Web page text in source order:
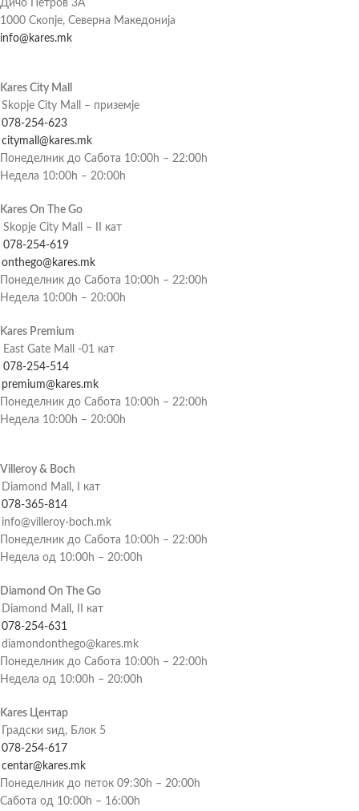
Дичо Петров 3А
1000 Скопје, Северна Македонија
info@kares.mk
Kares City Mall
Skopje City Mall – приземје
078-254-623
citymall@kares.mk
Понеделник до Сабота 10:00h – 22:00h
Недела 10:00h – 20:00h
Kares On The Go
Skopje City Mall – II кат
078-254-619
onthego@kares.mk
Понеделник до Сабота 10:00h – 22:00h
Недела 10:00h – 20:00h
Kares Premium
East Gate Mall -01 кат
078-254-514
premium@kares.mk
Понеделник до Сабота 10:00h – 22:00h
Недела 10:00h – 20:00h
Villeroy & Boch
Diamond Mall, I кат
078-365-814
info@villeroy-boch.mk
Понеделник до Сабота 10:00h – 22:00h
Недела од 10:00h – 20:00h
Diamond On The Go
Diamond Mall, II кат
078-254-631
diamondonthego@kares.mk
Понеделник до Сабота 10:00h – 22:00h
Недела од 10:00h – 20:00h
Kares Центар
Градски ѕид, Блок 5
078-254-617
centar@kares.mk
Понеделник до петок 09:30h – 20:00h
Сабота од 10:00h – 16:00h